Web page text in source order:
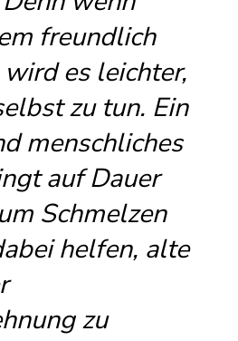
freundlich
es leichter,
zu tun. Ein
menschliches
auf Dauer
Schmelzen
helfen, alte
zu